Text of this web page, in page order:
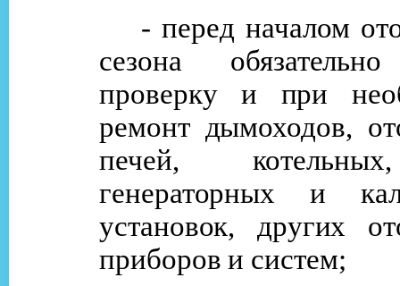
- перед началом
сезона
проверку и при
ремонт дымоходов,
печей,
генераторных и
установок, других
приборов и систем;